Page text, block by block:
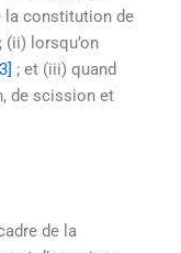
la constitution de
; (ii) lorsqu’on
; et (iii) quand
de scission et
de la